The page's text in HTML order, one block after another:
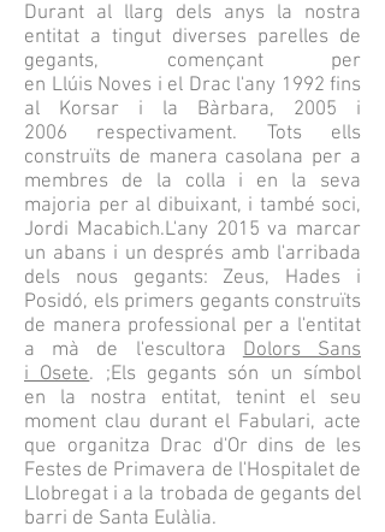
Durant al llarg dels anys la nostra
entitat a tingut diverses parelles de
gegants, començant per
en Llúis Noves i el Drac l'any 1992 fins
al Korsar i la Bàrbara, 2005 i
2006 respectivament. Tots ells
construïts de manera casolana per a
membres de la colla i en la seva
majoria per al dibuixant, i també soci,
Jordi Macabich.L'any 2015 va marcar
un abans i un després amb l'arribada
dels nous gegants: Zeus, Hades i
Posidó, els primers gegants construïts
de manera professional per a l'entitat
a mà de l'escultoraDolors Sans
i Osete. ;Els gegants són un símbol
en la nostra entitat, tenint el seu
moment clau durant el Fabulari, acte
que organitza Drac d'Or dins de les
Festes de Primavera de l'Hospitalet de
Llobregat i a la trobada de gegants del
barri de Santa Eulàlia.